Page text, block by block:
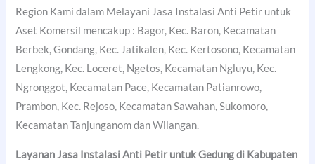
Region Kami dalam Melayani Jasa Instalasi Anti Petir untuk
Aset Komersil mencakup : Bagor, Kec. Baron, Kecamatan
Berbek, Gondang, Kec. Jatikalen, Kec. Kertosono, Kecamatan
Lengkong, Kec. Loceret, Ngetos, Kecamatan Ngluyu, Kec.
Ngronggot, Kecamatan Pace, Kecamatan Patianrowo,
Prambon, Kec. Rejoso, Kecamatan Sawahan, Sukomoro,
Kecamatan Tanjunganom dan Wilangan.
Layanan Jasa Instalasi Anti Petir untuk Gedung di Kabupaten